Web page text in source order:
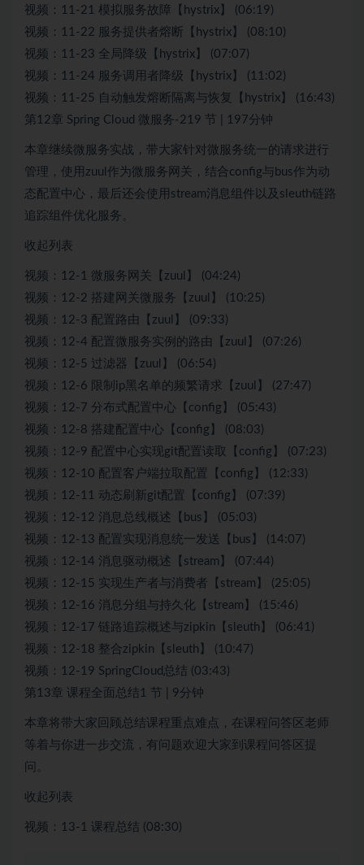
视频：11-21 模拟服务故障【hystrix】 (06:19)
视频：11-22 服务提供者熔断【hystrix】 (08:10)
视频：11-23 全局降级【hystrix】 (07:07)
视频：11-24 服务调用者降级【hystrix】 (11:02)
视频：11-25 自动触发熔断隔离与恢复【hystrix】 (16:43)
第12章 Spring Cloud 微服务-219 节 | 197分钟
本章继续微服务实战，带大家针对微服务统一的请求进行
管理，使用zuul作为微服务网关，结合config与bus作为动
态配置中心，最后还会使用stream消息组件以及sleuth链路
追踪组件优化服务。
收起列表
视频：12-1 微服务网关【zuul】 (04:24)
视频：12-2 搭建网关微服务【zuul】 (10:25)
视频：12-3 配置路由【zuul】 (09:33)
视频：12-4 配置微服务实例的路由【zuul】 (07:26)
视频：12-5 过滤器【zuul】 (06:54)
视频：12-6 限制ip黑名单的频繁请求【zuul】 (27:47)
视频：12-7 分布式配置中心【config】 (05:43)
视频：12-8 搭建配置中心【config】 (08:03)
视频：12-9 配置中心实现git配置读取【config】 (07:23)
视频：12-10 配置客户端拉取配置【config】 (12:33)
视频：12-11 动态刷新git配置【config】 (07:39)
视频：12-12 消息总线概述【bus】 (05:03)
视频：12-13 配置实现消息统一发送【bus】 (14:07)
视频：12-14 消息驱动概述【stream】 (07:44)
视频：12-15 实现生产者与消费者【stream】 (25:05)
视频：12-16 消息分组与持久化【stream】 (15:46)
视频：12-17 链路追踪概述与zipkin【sleuth】 (06:41)
视频：12-18 整合zipkin【sleuth】 (10:47)
视频：12-19 SpringCloud总结 (03:43)
第13章 课程全面总结1 节 | 9分钟
本章将带大家回顾总结课程重点难点，在课程问答区老师
等着与你进一步交流，有问题欢迎大家到课程问答区提
问。
收起列表
视频：13-1 课程总结 (08:30)